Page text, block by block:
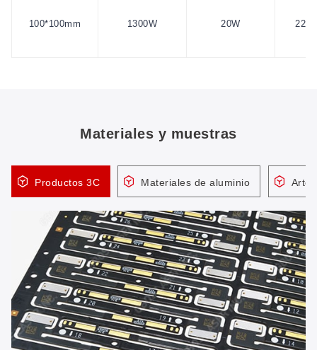
100*100mm 1300W 20W
Materiales y muestras
Productos 3C Materiales de aluminio